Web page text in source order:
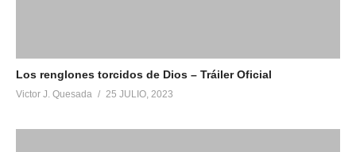
Los renglones torcidos de Dios – Tráiler Oficial
Victor J. Quesada 25 JULIO, 2023